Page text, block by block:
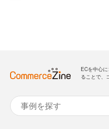
ECを中心
ることで、